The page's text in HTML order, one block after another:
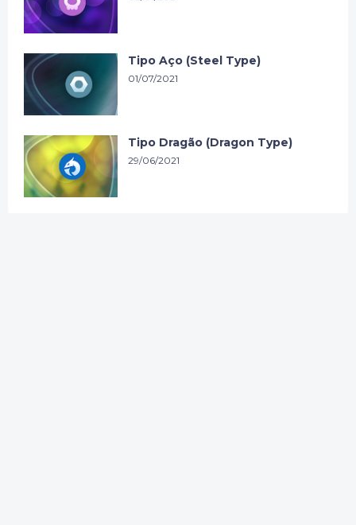
Tipo Aço (Steel Type)
01/07/2021
Tipo Dragão (Dragon Type)
29/06/2021